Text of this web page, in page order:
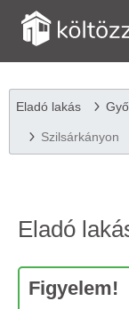
Eladó lakás
Szilsárkányon
Eladó
Figyelem!